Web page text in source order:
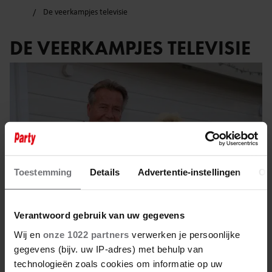
Toestemming Details Advertentie-instellingen
Verantwoord gebruik van uw gegevens
Wij en onze 1022 partners verwerken je persoonlijke
gegevens (bijv. uw IP-adres) met behulp van
technologieën zoals cookies om informatie op uw
De veerkampjes televisie
DE VEERKAMPJES TELEVISIE
9 september 2024